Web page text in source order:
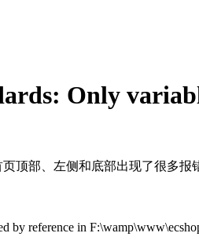
Only
顶部、左侧和底部出现了很多
by reference in